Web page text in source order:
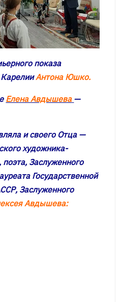
показа
КарелииАнтона Юшко.
Елена Авдышева —
и своего Отца —
художника-
Заслуженного
Государственной
Заслуженного
Авдышева: